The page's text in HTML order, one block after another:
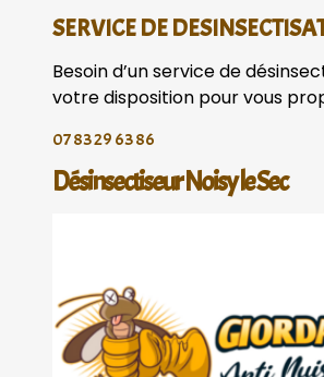
SERVICE DE
Besoin d’un service de
votre disposition pour vous
07 83 29 63 86
Désinsectiseur Noisy le Sec